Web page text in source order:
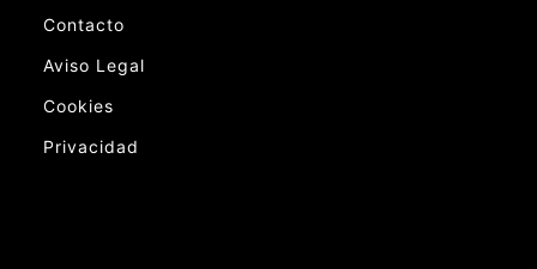
Contacto
Aviso Legal
Cookies
Privacidad